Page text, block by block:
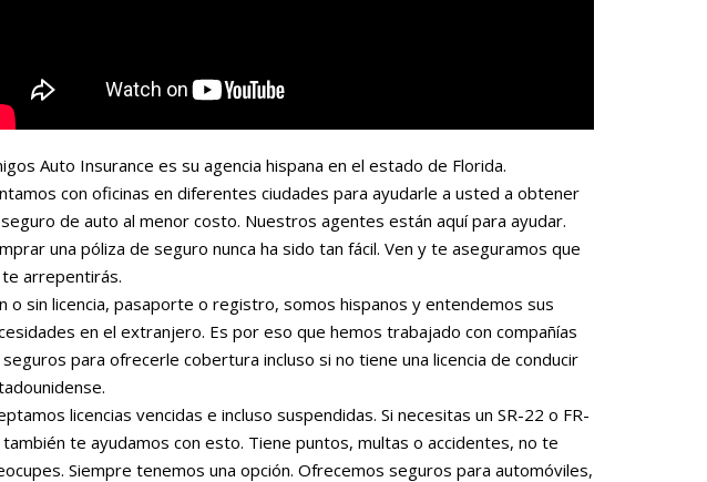
Auto Insurance es su agencia hispana en el estado de Florida.
con oficinas en diferentes ciudades para ayudarle a usted a obtener
de auto al menor costo. Nuestros agentes están aquí para ayudar.
una póliza de seguro nunca ha sido tan fácil. Ven y te aseguramos que
arrepentirás.
o sin licencia, pasaporte o registro, somos hispanos y entendemos sus
en el extranjero. Es por eso que hemos trabajado con compañías
para ofrecerle cobertura incluso si no tiene una licencia de conducir
licencias vencidas e incluso suspendidas. Si necesitas un SR-22 o FR-
también te ayudamos con esto. Tiene puntos, multas o accidentes, no te
Siempre tenemos una opción. Ofrecemos seguros para automóviles,